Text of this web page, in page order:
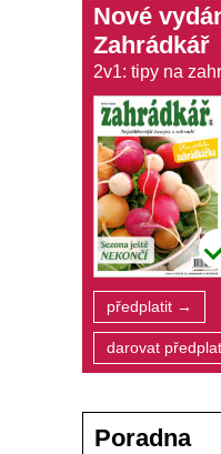
Nové
Zahrádkář
2v1: tipy na
předplatit →
darovat
Poradna